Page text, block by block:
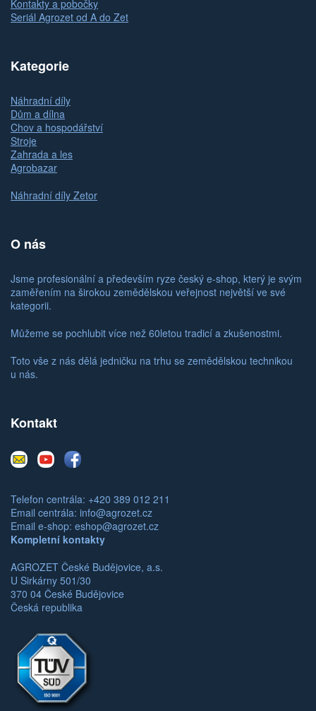
Kontakty a pobočky
Seriál Agrozet od A do Zet
Kategorie
Náhradní díly
Dům a dílna
Chov a hospodářství
Stroje
Zahrada a les
Agrobazar
Náhradní díly Zetor
O nás
Jsme profesionální a především ryze český e-shop, který je svým
zaměřením na širokou zemědělskou veřejnost největší ve své
kategorii.
Můžeme se pochlubit více než 60letou tradicí a zkušenostmi.
Toto vše z nás dělá jedničku na trhu se zemědělskou technikou
u nás.
Kontakt
E-
mail
YoutubeFacebook
Telefon centrála: +420 389 012 211
Email centrála: info@agrozet.cz
Email e-shop: eshop@agrozet.cz
Kompletní kontakty
AGROZET České Budějovice, a.s.
U Sirkárny 501/30
370 04 České Budějovice
Česká republika